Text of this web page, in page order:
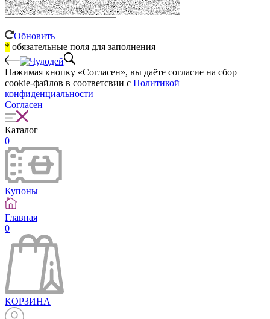
Обновить
* обязательные поля для заполнения
Нажимая кнопку «Согласен», вы даёте cогласие на сбор
cookie-файлов в соответсвии с Политикой
конфиденциальности
Согласен
Каталог
0
Купоны
Главная
0
КОРЗИНА